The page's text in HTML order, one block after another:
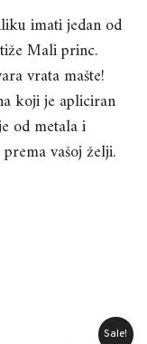
imati jedan od
Mali princ.
vrata mašte!
koji je apliciran
od metala i
vašoj želji.
Sale!